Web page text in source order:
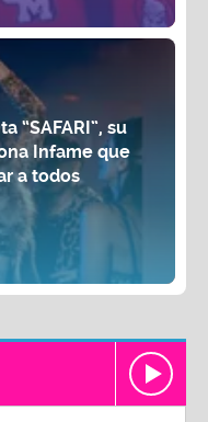
“SAFARI”, su
Infame que
a todos